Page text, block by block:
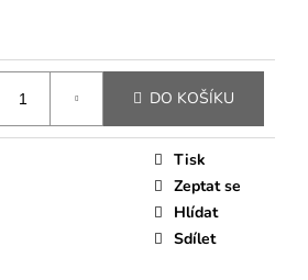
DO KOŠÍKU
Tisk
Zeptat se
Hlídat
Sdílet